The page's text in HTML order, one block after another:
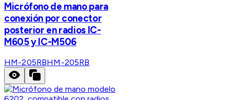
Micrófono de mano para
conexión por conector
posterior en radios IC-
M605 y IC-M506
HM-205RBHM-205RB